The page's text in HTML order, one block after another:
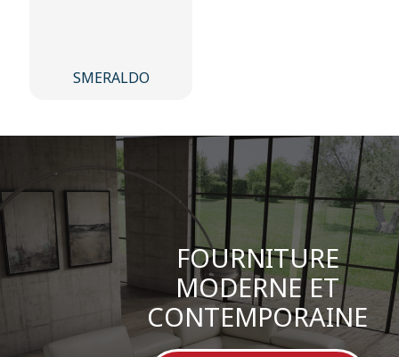
SMERALDO
FOURNITURE
MODERNE ET
CONTEMPORAINE